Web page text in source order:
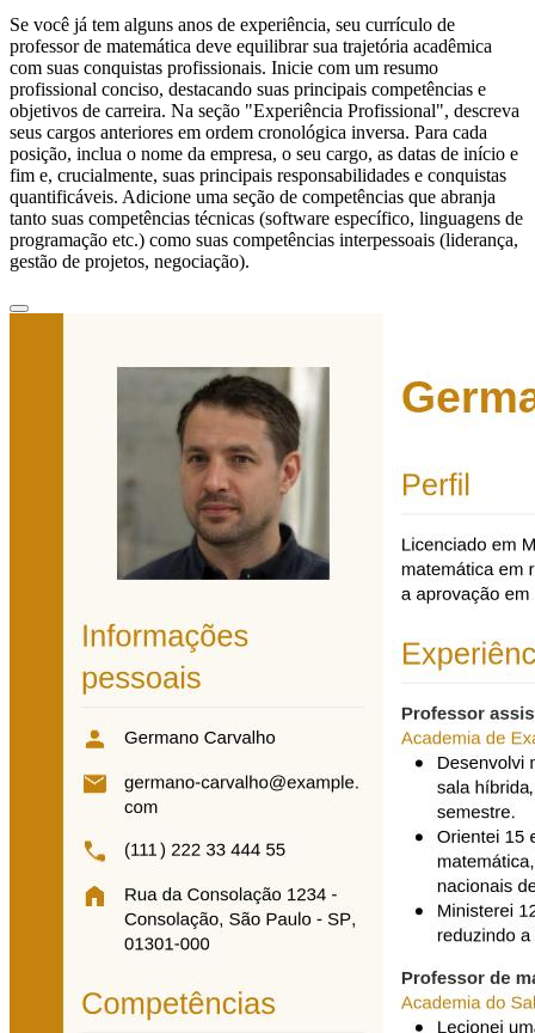
Se você já tem alguns anos de experiência, seu currículo de
professor de matemática deve equilibrar sua trajetória acadêmica
com suas conquistas profissionais. Inicie com um resumo
profissional conciso, destacando suas principais competências e
objetivos de carreira. Na seção "Experiência Profissional", descreva
seus cargos anteriores em ordem cronológica inversa. Para cada
posição, inclua o nome da empresa, o seu cargo, as datas de início e
fim e, crucialmente, suas principais responsabilidades e conquistas
quantificáveis. Adicione uma seção de competências que abranja
tanto suas competências técnicas (software específico, linguagens de
programação etc.) como suas competências interpessoais (liderança,
gestão de projetos, negociação).